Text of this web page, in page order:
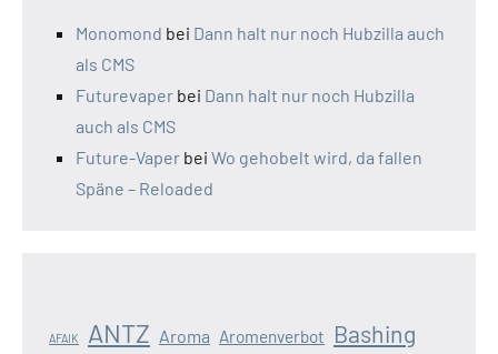
Monomond bei Dann halt nur noch Hubzilla auch
als CMS
Futurevaper bei Dann halt nur noch Hubzilla
auch als CMS
Future-Vaper bei Wo gehobelt wird, da fallen
Späne – Reloaded
AFAIK ANTZ Aroma Aromenverbot Bashing